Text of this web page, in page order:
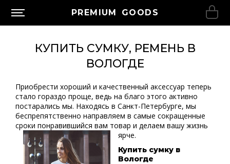
PREMIUM GOODS
КУПИТЬ СУМКУ, РЕМЕНЬ В
ВОЛОГДЕ
Приобрести хороший и качественный аксессуар теперь
стало гораздо проще, ведь на благо этого активно
постарались мы. Находясь в Санкт-Петербурге, мы
беспрепятственно направляем в самые сокращенные
сроки понравившийся вам товар и делаем вашу жизнь
ярче.
Купить сумку в
Вологде